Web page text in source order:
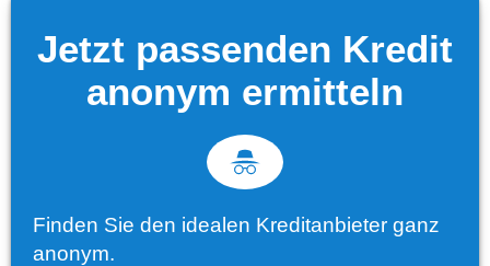
Jetzt passenden Kredit
anonym ermitteln
Finden Sie den idealen Kreditanbieter ganz
anonym.